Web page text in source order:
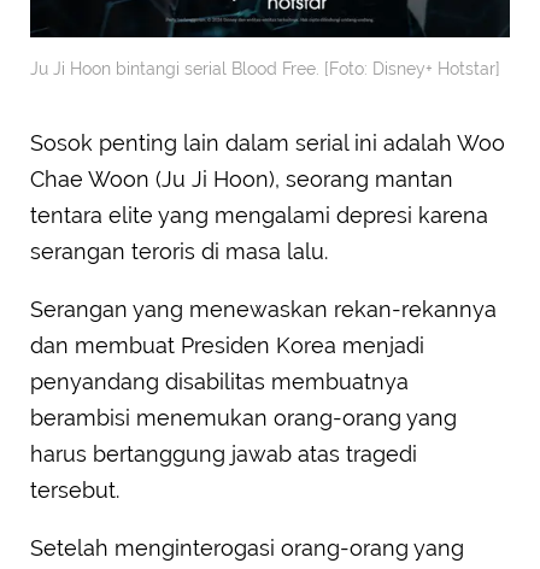
Ju Ji Hoon bintangi serial Blood Free. [Foto: Disney+ Hotstar]
Sosok penting lain dalam serial ini adalah Woo
Chae Woon (Ju Ji Hoon), seorang mantan
tentara elite yang mengalami depresi karena
serangan teroris di masa lalu.
Serangan yang menewaskan rekan-rekannya
dan membuat Presiden Korea menjadi
penyandang disabilitas membuatnya
berambisi menemukan orang-orang yang
harus bertanggung jawab atas tragedi
tersebut.
Setelah menginterogasi orang-orang yang